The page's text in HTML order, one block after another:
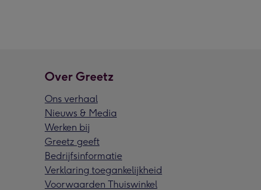
Over Greetz
Ons verhaal
Nieuws & Media
Werken bij
Greetz geeft
Bedrijfsinformatie
Verklaring toegankelijkheid
Voorwaarden Thuiswinkel